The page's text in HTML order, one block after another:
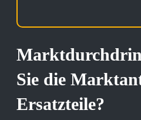
Sie die
Ersatzteile?